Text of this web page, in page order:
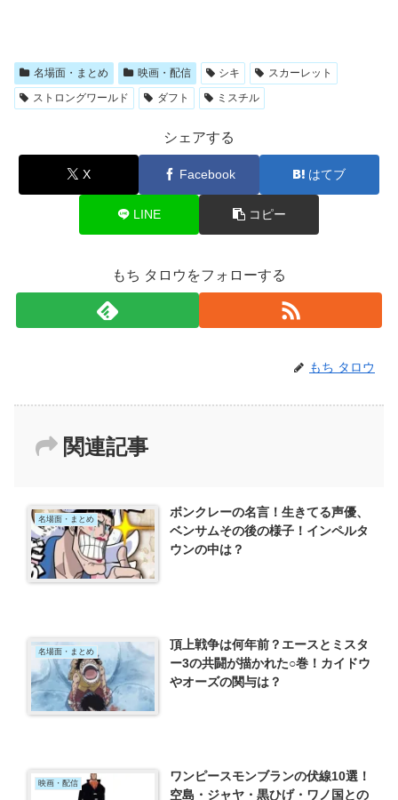
名場面・まとめ 映画・配信 シキ
スカーレット
ストロングワールド
ダフト ミスチル
シェアする
X Facebook はてブ
LINE コピー
もち タロウをフォローする
もち タロウ
関連記事
名場面・まとめ
ボンクレーの名言！生きてる声優、
ベンサムその後の様子！インペルタ
ウンの中は？
名場面・まとめ
頂上戦争は何年前？エースとミスタ
ー3の共闘が描かれた○巻！カイドウ
やオーズの関与は？
映画・配信
ワンピースモンブランの伏線10選！
空島・ジャヤ・黒ひげ・ワノ国との